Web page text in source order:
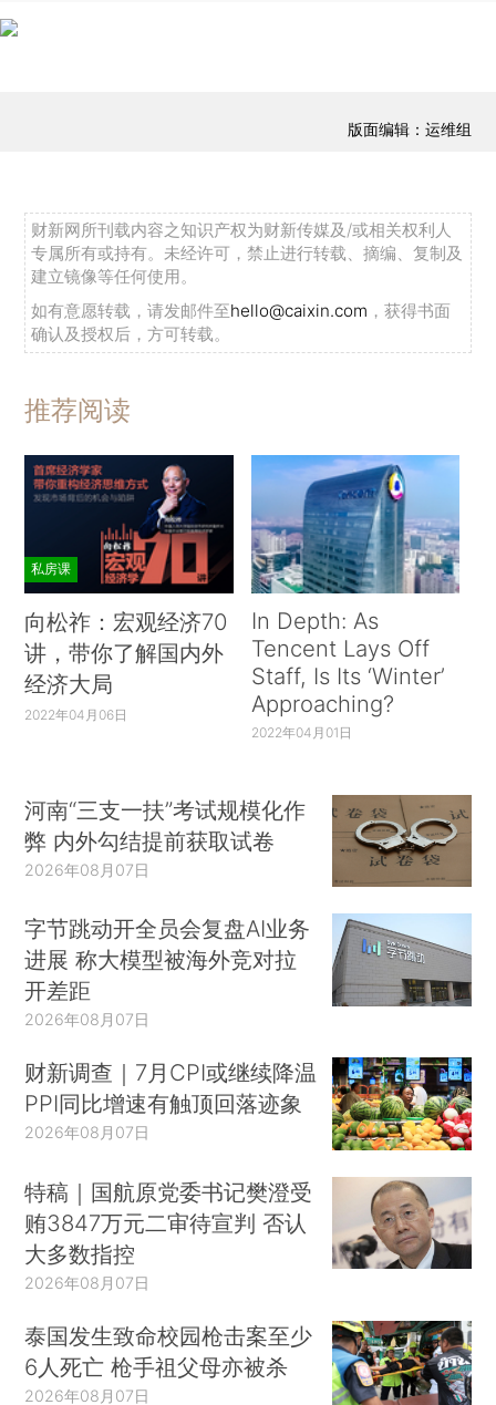
版面编辑：运维组
财新网所刊载内容之知识产权为财新传媒及/或相关权利人
专属所有或持有。未经许可，禁止进行转载、摘编、复制及
建立镜像等任何使用。
如有意愿转载，请发邮件至hello@caixin.com ，获得书面
确认及授权后，方可转载。
推荐阅读
私房课
向松祚：宏观经济70
讲，带你了解国内外
经济大局
2022年04月06日
In Depth: As
Tencent Lays Off
Staff, Is Its ‘Winter’
Approaching?
2022年04月01日
河南“三支一扶”考试规模化作
弊 内外勾结提前获取试卷
2026年08月07日
字节跳动开全员会复盘AI业务
进展 称大模型被海外竞对拉
开差距
2026年08月07日
财新调查｜7月CPI或继续降温
PPI同比增速有触顶回落迹象
2026年08月07日
特稿｜国航原党委书记樊澄受
贿3847万元二审待宣判 否认
大多数指控
2026年08月07日
泰国发生致命校园枪击案至少
6人死亡 枪手祖父母亦被杀
2026年08月07日